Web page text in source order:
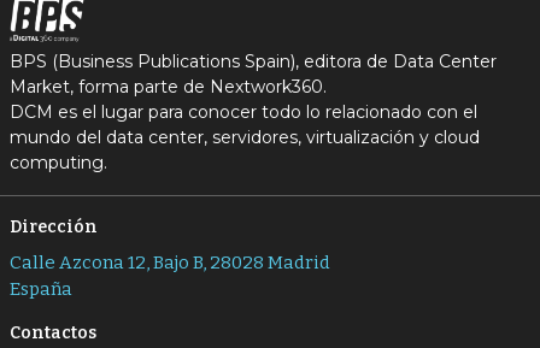
BPS (Business Publications Spain), editora de Data Center
Market, forma parte de Nextwork360.
DCM es el lugar para conocer todo lo relacionado con el
mundo del data center, servidores, virtualización y cloud
computing.
Dirección
Calle Azcona 12, Bajo B, 28028 Madrid
España
Contactos